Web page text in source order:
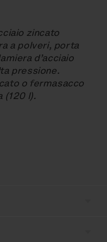
zincato
a polveri, porta
d’acciaio
pressione.
o fermasacco
(120 l).